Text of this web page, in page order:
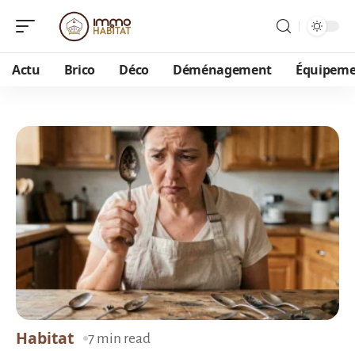
Actu Brico Déco Déménagement
Habitat 7 min read